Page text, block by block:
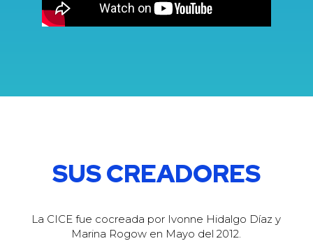
SUS CREADORES
La CICE fue cocreada por Ivonne Hidalgo Díaz y
Marina Rogow en Mayo del 2012.